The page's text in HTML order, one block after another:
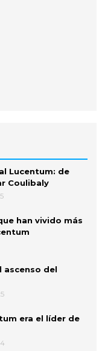
al Lucentum: de
Coulibaly
han vivido más
ascenso del
era el líder de